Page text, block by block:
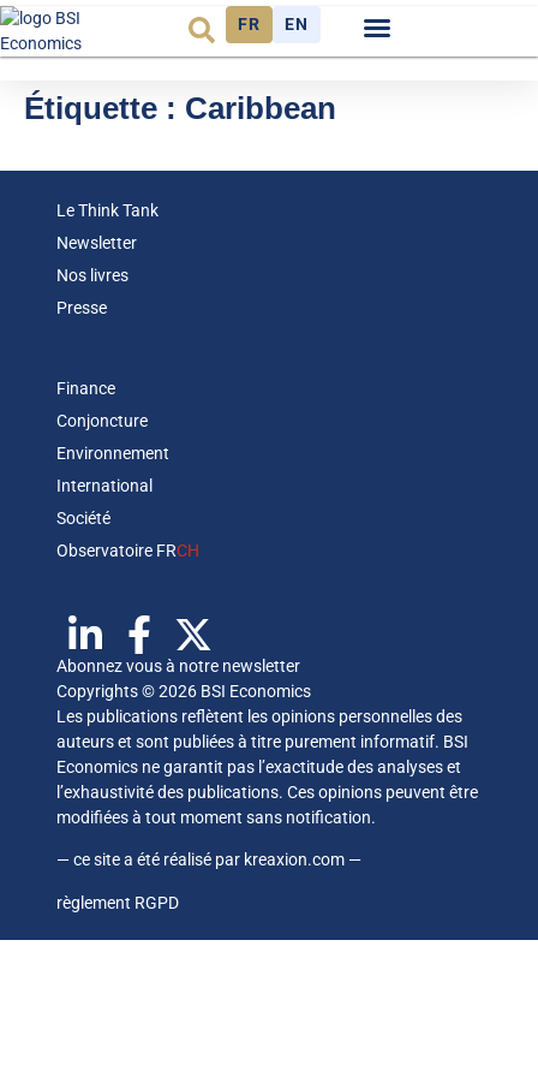
FR EN
Étiquette : Caribbean
Le Think Tank
Newsletter
Nos livres
Presse
Finance
Conjoncture
Environnement
International
Société
Observatoire FRCH
Abonnez vous à notre newsletter
Copyrights © 2026 BSI Economics
Les publications reflètent les opinions personnelles des
auteurs et sont publiées à titre purement informatif. BSI
Economics ne garantit pas l’exactitude des analyses et
l’exhaustivité des publications. Ces opinions peuvent être
modifiées à tout moment sans notification.
— ce site a été réalisé par kreaxion.com —
règlement RGPD